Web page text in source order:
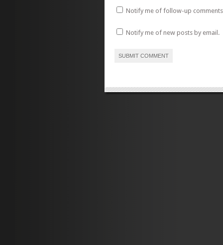
Notify me of follow-up
Notify me of new posts by email.